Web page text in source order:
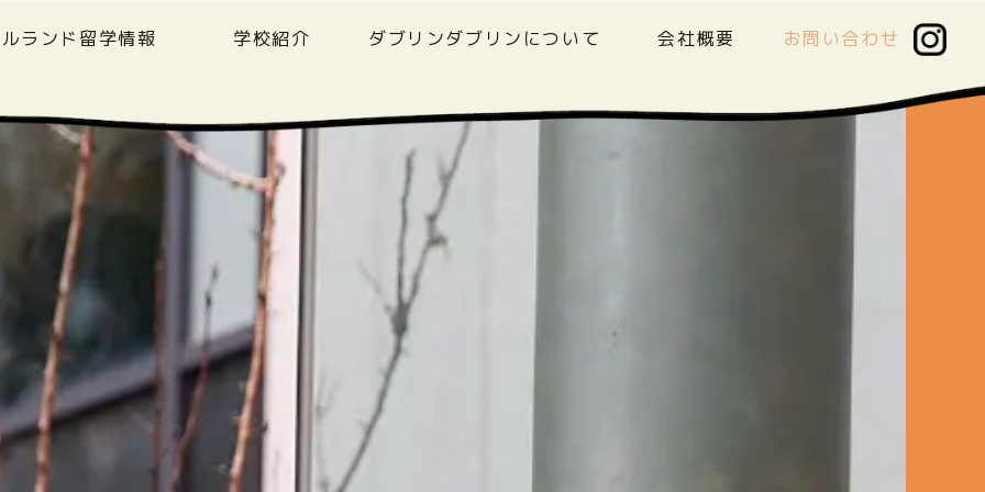
ランド留学情報 学校紹介 ダブリンダブリンについて 会社概要 お問い合わせ